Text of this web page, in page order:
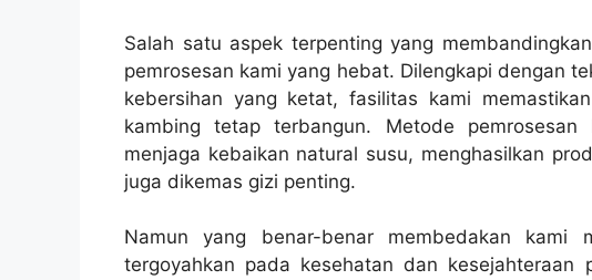
Salah satu aspek terpenting yang
pemrosesan kami yang hebat. Dilengkapi dengan
kebersihan yang ketat, fasilitas kami
kambing tetap terbangun. Metode
menjaga kebaikan natural susu, menghasilkan
juga dikemas gizi penting.
Namun yang benar-benar membedakan kami
tergoyahkan pada kesehatan dan kesejahteraan